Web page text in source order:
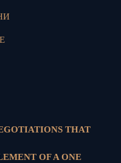
THAT
OF A ONE